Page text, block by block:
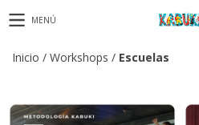
MENÚ
Inicio / Workshops / Escuelas